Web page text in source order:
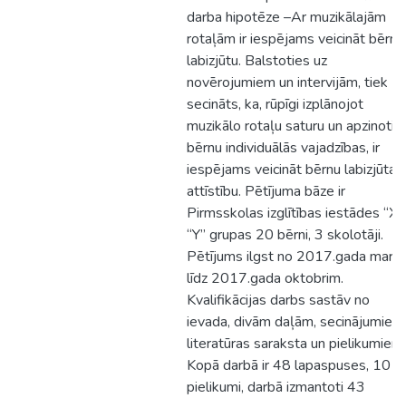
darba hipotēze –Ar muzikālajām
rotaļām ir iespējams veicināt bērnu
labizjūtu. Balstoties uz
novērojumiem un intervijām, tiek
secināts, ka, rūpīgi izplānojot
muzikālo rotaļu saturu un
bērnu individuālās vajadzības, ir
iespējams veicināt bērnu labizjūtas
attīstību. Pētījuma bāze ir
Pirmsskolas izglītības iestādes “X”
“Y” grupas 20 bērni, 3 skolotāji.
Pētījums ilgst no 2017.gada marta
līdz 2017.gada oktobrim.
Kvalifikācijas darbs sastāv no
ievada, divām daļām, secinājumiem,
literatūras saraksta un pielikumiem.
Kopā darbā ir 48 lapaspuses, 10
pielikumi, darbā izmantoti 43